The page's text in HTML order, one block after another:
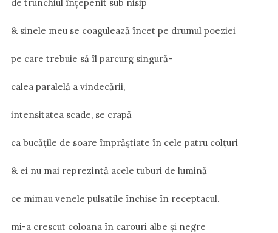
de trunchiul înțepenit sub nisip
& sinele meu se coagulează încet pe drumul poeziei
pe care trebuie să îl parcurg singură-
calea paralelă a vindecării,
intensitatea scade, se crapă
ca bucățile de soare împrăștiate în cele patru colțuri
& ei nu mai reprezintă acele tuburi de lumină
ce mimau venele pulsatile închise în receptacul.
mi-a crescut coloana în carouri albe și negre